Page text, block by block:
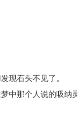
现石头不见了。
中那个人说的吸纳